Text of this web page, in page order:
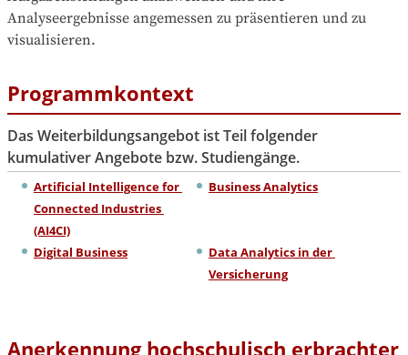
Analyseergebnisse angemessen zu präsentieren und zu
visualisieren.
Programmkontext
Das Weiterbildungsangebot ist Teil folgender
kumulativer Angebote bzw. Studiengänge.
Artificial Intelligence for
Connected Industries
(AI4CI)
Business Analytics
Digital Business
Data Analytics in der
Versicherung
Anerkennung hochschulisch erbrachter